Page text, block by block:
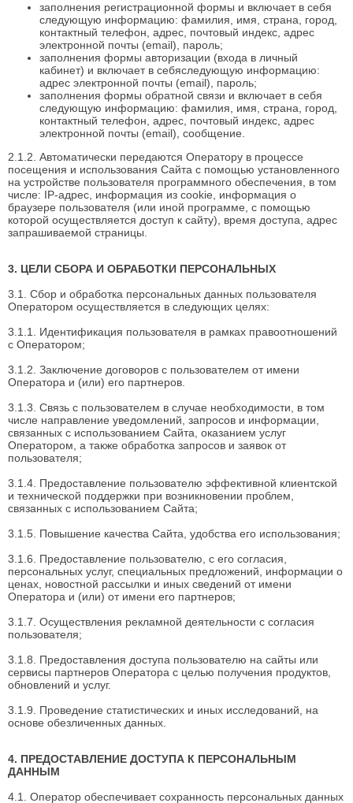
заполнения регистрационной формы и включает в себя
следующую информацию: фамилия, имя, страна, город,
контактный телефон, адрес, почтовый индекс, адрес
электронной почты (email), пароль;
заполнения формы авторизации (входа в личный
кабинет) и включает в себяследующую информацию:
адрес электронной почты (email), пароль;
заполнения формы обратной связи и включает в себя
следующую информацию: фамилия, имя, страна, город,
контактный телефон, адрес, почтовый индекс, адрес
электронной почты (email), сообщение.
2.1.2. Автоматически передаются Оператору в процессе
посещения и использования Сайта с помощью установленного
на устройстве пользователя программного обеспечения, в том
числе: IP-адрес, информация из cookie, информация о
браузере пользователя (или иной программе, с помощью
которой осуществляется доступ к сайту), время доступа, адрес
запрашиваемой страницы.
3. ЦЕЛИ СБОРА И ОБРАБОТКИ ПЕРСОНАЛЬНЫХ
3.1. Сбор и обработка персональных данных пользователя
Оператором осуществляется в следующих целях:
3.1.1. Идентификация пользователя в рамках правоотношений
с Оператором;
3.1.2. Заключение договоров с пользователем от имени
Оператора и (или) его партнеров.
3.1.3. Связь с пользователем в случае необходимости, в том
числе направление уведомлений, запросов и информации,
связанных с использованием Сайта, оказанием услуг
Оператором, а также обработка запросов и заявок от
пользователя;
3.1.4. Предоставление пользователю эффективной клиентской
и технической поддержки при возникновении проблем,
связанных с использованием Сайта;
3.1.5. Повышение качества Сайта, удобства его использования;
3.1.6. Предоставление пользователю, с его согласия,
персональных услуг, специальных предложений, информации о
ценах, новостной рассылки и иных сведений от имени
Оператора и (или) от имени его партнеров;
3.1.7. Осуществления рекламной деятельности с согласия
пользователя;
3.1.8. Предоставления доступа пользователю на сайты или
сервисы партнеров Оператора с целью получения продуктов,
обновлений и услуг.
3.1.9. Проведение статистических и иных исследований, на
основе обезличенных данных.
4. ПРЕДОСТАВЛЕНИЕ ДОСТУПА К ПЕРСОНАЛЬНЫМ
ДАННЫМ
4.1. Оператор обеспечивает сохранность персональных данных